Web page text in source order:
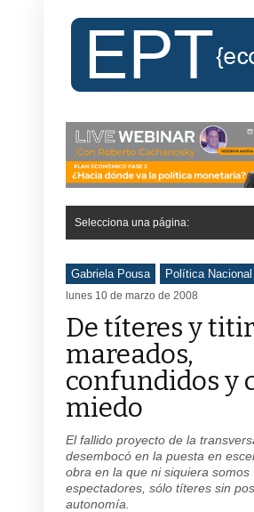
Selecciona una página:
Gabriela Pousa Política Nacional
lunes 10 de marzo de 2008
De títeres y
mareados,
confundidos y
miedo
El fallido proyecto de la
desembocó en la puesta en
obra en la que ni siquiera somos
espectadores, sólo títeres sin
autonomía.